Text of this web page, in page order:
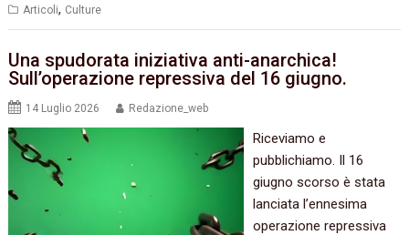
Articoli, Culture
Una spudorata iniziativa anti-anarchica!
Sull’operazione repressiva del 16 giugno.
14 Luglio 2026 Redazione_web
Riceviamo e
pubblichiamo. Il 16
giugno scorso è stata
lanciata l’ennesima
operazione repressiva